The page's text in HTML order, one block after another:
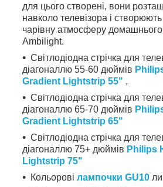
для цього створені, вони
навколо телевізора і
чарівну атмосферу домашнього
Ambilight.
Світлодіодна стрічка для
діагоналлю 55-60 дюймів
Gradient Lightstrip 55" ,
Світлодіодна стрічка для
діагоналлю 65-70 дюймів
Gradient Lightstrip 65"
Світлодіодна стрічка для
діагоналлю 75+ дюймів Philips
Lightstrip 75"
Кольорові лампочки GU10